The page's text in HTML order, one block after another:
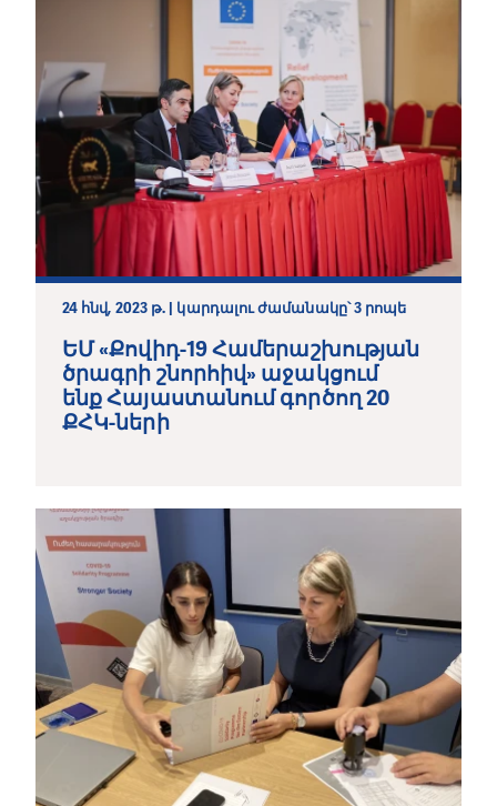
24 հնվ, 2023 թ. | կարդալու ժամանակը՝ 3 րոպե
ԵՄ «Քովիդ-19 Համերաշխության
ծրագրի շնորհիվ» աջակցում
ենք Հայաստանում գործող 20